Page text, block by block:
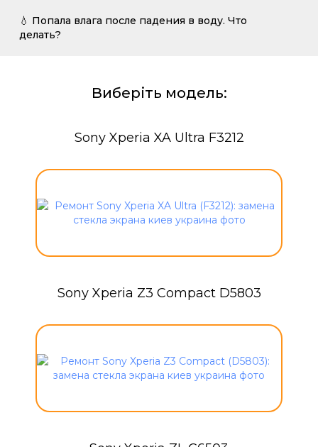
💧 Попала влага после падения в воду. Что
делать?
Виберіть модель:
Sony Xperia XA Ultra F3212
Sony Xperia Z3 Compact D5803